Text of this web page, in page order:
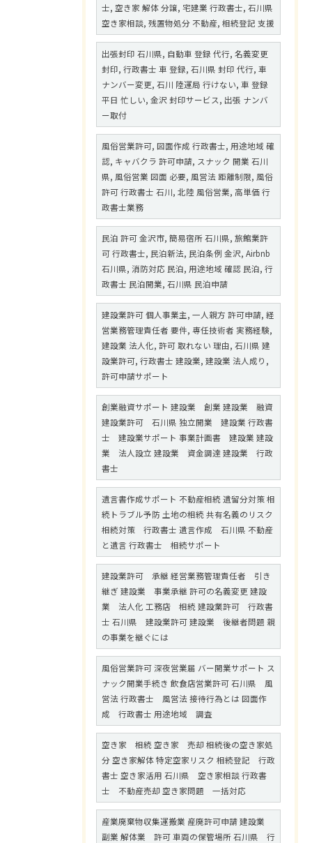
士, 空き家 解体 分譲, 宅建業 行政書士, 石川県
空き家相談, 残置物処分 不動産, 相続登記 支援
出張封印 石川県, 自動車 登録 代行, 名義変更
封印, 行政書士 車 登録, 石川県 封印 代行, 車
ナンバー変更, 石川 陸運局 行けない, 車 登録
平日 忙しい, 金沢 封印サービス, 出張 ナンバ
ー取付
風俗営業許可, 図面作成 行政書士, 用途地域 確
認, キャバクラ 許可申請, スナック 開業 石川
県, 風俗営業 図面 必要, 風営法 距離制限, 風俗
許可 行政書士 石川, 北陸 風俗営業, 高単価 行
政書士業務
民泊 許可 金沢市, 簡易宿所 石川県, 旅館業許
可 行政書士, 民泊新法, 民泊条例 金沢, Airbnb
石川県, 消防対応 民泊, 用途地域 確認 民泊, 行
政書士 民泊開業, 石川県 民泊申請
建設業許可 個人事業主, 一人親方 許可申請, 経
営業務管理責任者 要件, 専任技術者 実務経験,
建設業 法人化, 許可 取れない 理由, 石川県 建
設業許可, 行政書士 建設業, 建設業 法人成り,
許可申請サポート
創業融資サポート 建設業 創業 建設業 融資
建設業許可 石川県 独立開業 建設業 行政書
士 建設業サポート 事業計画書 建設業 建設
業 法人設立 建設業 資金調達 建設業 行政
書士
遺言書作成サポート 不動産相続 遺留分対策 相
続トラブル予防 土地の相続 共有名義のリスク
相続対策 行政書士 遺言作成 石川県 不動産
と遺言 行政書士 相続サポート
建設業許可 承継 経営業務管理責任者 引き
継ぎ 建設業 事業承継 許可の名義変更 建設
業 法人化 工務店 相続 建設業許可 行政書
士 石川県 建設業許可 建設業 後継者問題 親
の事業を継ぐには
風俗営業許可 深夜営業届 バー開業サポート ス
ナック開業手続き 飲食店営業許可 石川県 風
営法 行政書士 風営法 接待行為とは 図面作
成 行政書士 用途地域 調査
空き家 相続 空き家 売却 相続後の空き家処
分 空き家解体 特定空家リスク 相続登記 行政
書士 空き家活用 石川県 空き家相談 行政書
士 不動産売却 空き家問題 一括対応
産業廃棄物収集運搬業 産廃許可申請 建設業
副業 解体業 許可 車両の保管場所 石川県 行